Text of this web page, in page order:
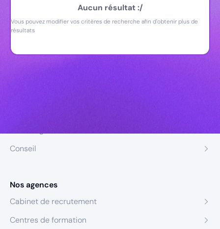
Aucun résultat :/
Vous pouvez modifier vos critères de recherche afin d'obtenir plus de
résultats
Conseil
Nos agences
Cabinet de recrutement
Centres de formation